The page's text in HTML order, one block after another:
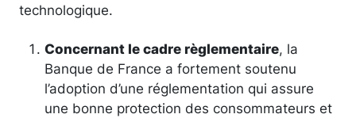
technologique.
Concernant le cadre règlementaire, la
Banque de France a fortement soutenu
l’adoption d’une réglementation qui assure
une bonne protection des consommateurs et